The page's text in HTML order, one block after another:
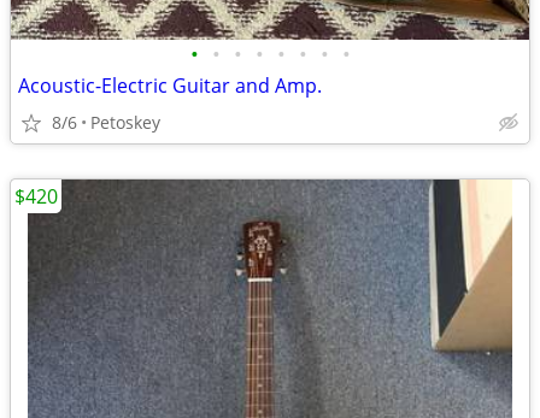
• • • • • • • •
Acoustic-Electric Guitar and Amp.
8/6 Petoskey
$420